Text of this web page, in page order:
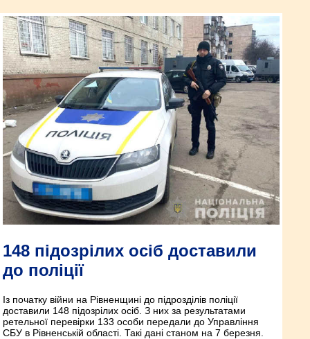
148 підозрілих осіб доставили
до поліції
Із початку війни на Рівненщині до підрозділів поліції
доставили 148 підозрілих осіб. З них за результатами
ретельної перевірки 133 особи передали до Управління
СБУ в Рівненській області. Такі дані станом на 7 березня.